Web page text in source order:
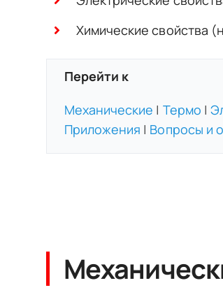
Химические свойства
Перейти к
Механические | Термо |
Приложения | Вопросы и